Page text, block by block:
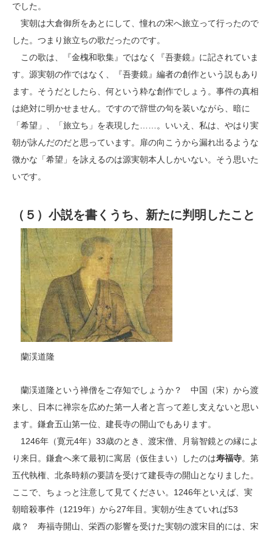
でした。
実朝は大倉御所をあとにして、憧れの宋へ旅立って行ったので
した。つまり旅立ちの歌だったのです。
この歌は、『金槐和歌集』ではなく『吾妻鏡』に記されていま
す。源実朝の作ではなく、『吾妻鏡』編者の創作という説もあり
ます。そうだとしたら、何という粋な創作でしょう。事件の真相
は絶対に明かせません。ですので辞世の句を装いながら、暗に
「希望」、「旅立ち」を表現した……。いいえ、私は、やはり実
朝が詠んだのだと思っています。扉の向こうから漏れ出るような
微かな「希望」を詠えるのは源実朝本人しかいない。そう思いた
いです。
（５）小説を書くうち、新たに判明したこと
蘭渓道隆
蘭渓道隆という禅僧をご存知でしょうか？ 中国（宋）から渡
来し、日本に禅宗を広めた第一人者と言って差し支えないと思い
ます。鎌倉五山第一位、建長寺の開山でもあります。
1246年（寛元4年）33歳のとき、渡宋僧、月翁智鏡との縁によ
り来日。鎌倉へ来て最初に寓居（仮住まい）したのは寿福寺。第
五代執権、北条時頼の要請を受けて建長寺の開山となりました。
ここで、ちょっと注意して見てください。1246年といえば、実
朝暗殺事件（1219年）から27年目。実朝が生きていれば53
歳？ 寿福寺開山、栄西の影響を受けた実朝の渡宋目的には、宋